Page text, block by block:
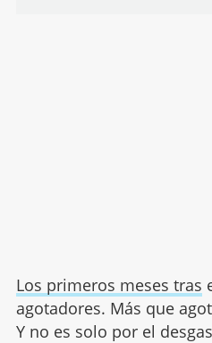
Los primeros meses tras
agotadores. Más que
Y no es solo por el